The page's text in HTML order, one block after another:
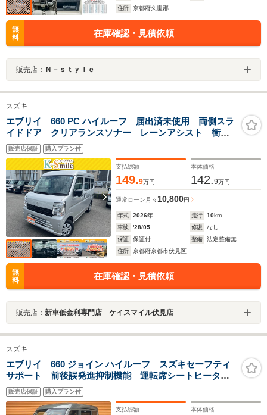
住所
京都府久世郡
無
料
在庫確認・見積依頼
販売店： Ｎ－ｓｔｙｌｅ
スズキ
エブリイ 660 PC ハイルーフ 届出済未使用 両側スラ
イドドア クリアランスソナー レーンアシスト 衝突
被害軽減システム オートライト LEDヘッドランプ
キーレスエントリー アイドリングストップ 電動格納
ミラー シートヒーター
販売店保証 購入プラン付
支払総額
149.9万円
本体価格
142.9万円
通常ローン 月々 10,800円
年式 2026年 走行 10km
車検
'28/05 修復
なし
保証
保証付 整備
法定整備無
住所
京都府京都市伏見区
無
料
在庫確認・見積依頼
販売店： 新車低金利専門店 ケイスマイル伏見店
スズキ
エブリイ 660 ジョイン ハイルーフ スズキセーフティ
サポート 前後誤発進抑制機能 運転席シートヒータ
ー プッシュスタート LEDヘッドライト パワーウィ
ンドウ USB電源 LED室内灯 フロアマット
販売店保証 購入プラン付
支払総額 本体価格